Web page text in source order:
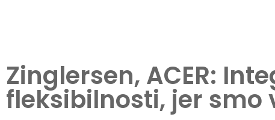
Zinglersen, ACER:
fleksibilnosti, jer smo